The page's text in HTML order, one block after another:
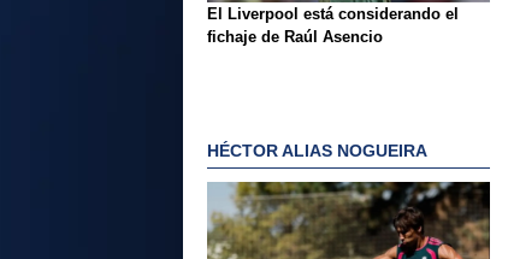
El Liverpool está considerando el
fichaje de Raúl Asencio
HÉCTOR ALIAS NOGUEIRA